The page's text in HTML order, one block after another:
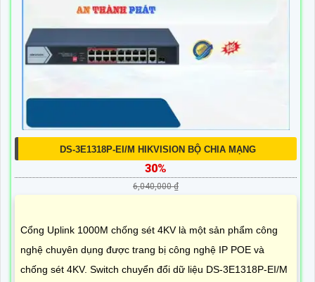
DS-3E1318P-EI/M HIKVISION BỘ CHIA MẠNG
30%
6,040,000 ₫
Cổng Uplink 1000M chống sét 4KV là một sản phẩm công
nghệ chuyên dụng được trang bị công nghệ IP POE và
chống sét 4KV. Switch chuyển đổi dữ liệu DS-3E1318P-EI/M